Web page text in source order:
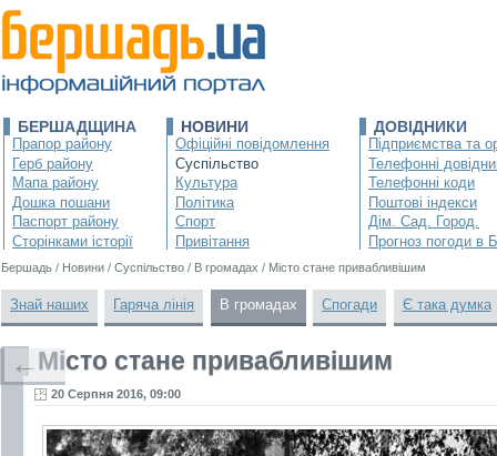
БЕРШАДЩИНА
Прапор району
Герб району
Мапа району
Дошка пошани
Паспорт району
Сторінками історії
НОВИНИ
Офіційні повідомлення
Суспільство
Культура
Політика
Спорт
Привітання
ДОВІДНИКИ
Підприємства та
Телефонні
Телефонні коди
Поштові індекси
Дім. Сад. Город.
Прогноз погоди в
Бершадь / Новини / Суспільство / В громадах / Місто стане привабливішим
Знай наших Гаряча лінія В громадах Спогади Є така думка
Місто стане привабливішим
20 Серпня 2016, 09:00
←